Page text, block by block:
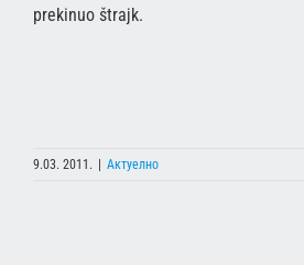
prekinuo štrajk.
9.03. 2011. Актуелно